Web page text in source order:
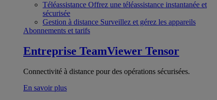
Téléassistance Offrez une téléassistance instantanée et
sécurisée
Gestion à distance Surveillez et gérez les appareils
Abonnements et tarifs
Entreprise TeamViewer Tensor
Connectivité à distance pour des opérations sécurisées.
En savoir plus